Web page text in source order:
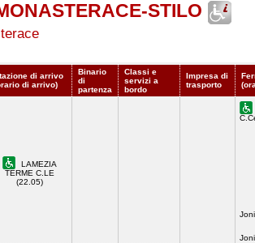
STILO
di arrivo
di arrivo)
Binario
di
partenza
Classi e
servizi a
bordo
Impresa di
trasporto
LAMEZIA
TERME C.LE
(22.05)